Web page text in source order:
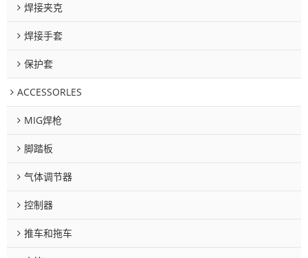
焊接夹克
焊接手套
保护套
ACCESSORLES
MIG焊枪
脚踏板
气体调节器
控制器
推车和拖车